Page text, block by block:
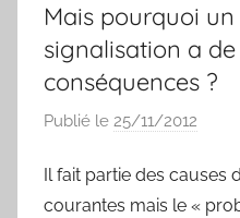
Mais pourquoi
signalisation a
conséquences ?
Publié le 25/11/2012
r
S
Il fait partie des causes
courantes mais le «